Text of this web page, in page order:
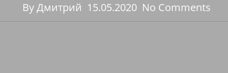
ByДмитрий 15.05.2020 No Comments